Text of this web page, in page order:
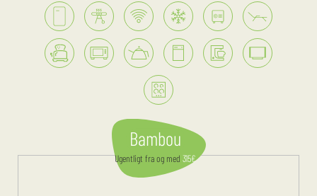
Bambou
Ugentligtfra og med315€